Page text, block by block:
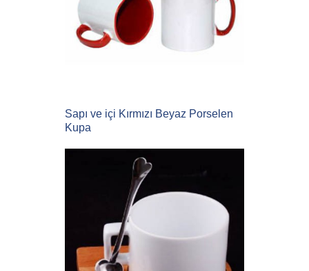
Sapı ve içi Kırmızı Beyaz Porselen
Kupa